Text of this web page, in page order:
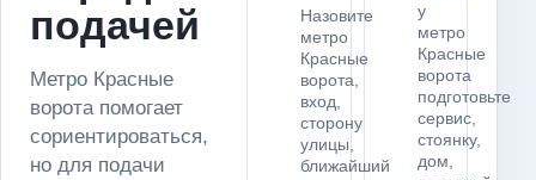
подачей
Метро Красные
ворота помогает
сориентироваться,
но для подачи
Назовите
метро
Красные
ворота,
вход,
сторону
улицы,
ближайший
у
метро
Красные
ворота
подготовьте
сервис,
стоянку,
дом,